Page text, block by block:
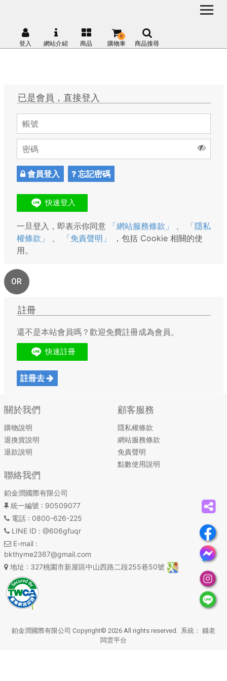
登入 網站介紹 商品 購物車
0
商品搜尋
已是會員，直接登入
會員登入 忘記密碼
一旦登入，即表示你同意 「網站服務條款」
「隱私
權條款」
「免責聲明」
，包括 Cookie 相關的使
用。
OR
註冊
還不是本站會員嗎？歡迎免費註冊成為會員。
註冊去
關於我們
購物說明
退換貨說明
退款說明
顧客服務
隱私權條款
網站服務條款
免責聲明
點數使用說明
聯絡我們
鉑金潤國際有限公司
統一編號 : 90509077
電話: 0800-626-225
LINE ID : @606gfuqr
E-mail:
bkthyme2367@gmail.com
地址 : 327桃園市新屋區中山西路二段255巷50號
鉑金潤國際有限公司 Copyright© 2026 All rights reserved. 系統： 錢老
闆雲平台